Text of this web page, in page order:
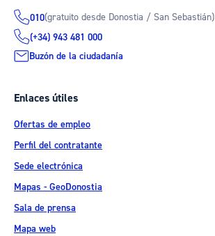
010(gratuito desde Donostia / San Sebastián)
(+34) 943 481 000
Buzón de la ciudadanía
Enlaces útiles
Ofertas de empleo
Perfil del contratante
Sede electrónica
Mapas - GeoDonostia
Sala de prensa
Mapa web